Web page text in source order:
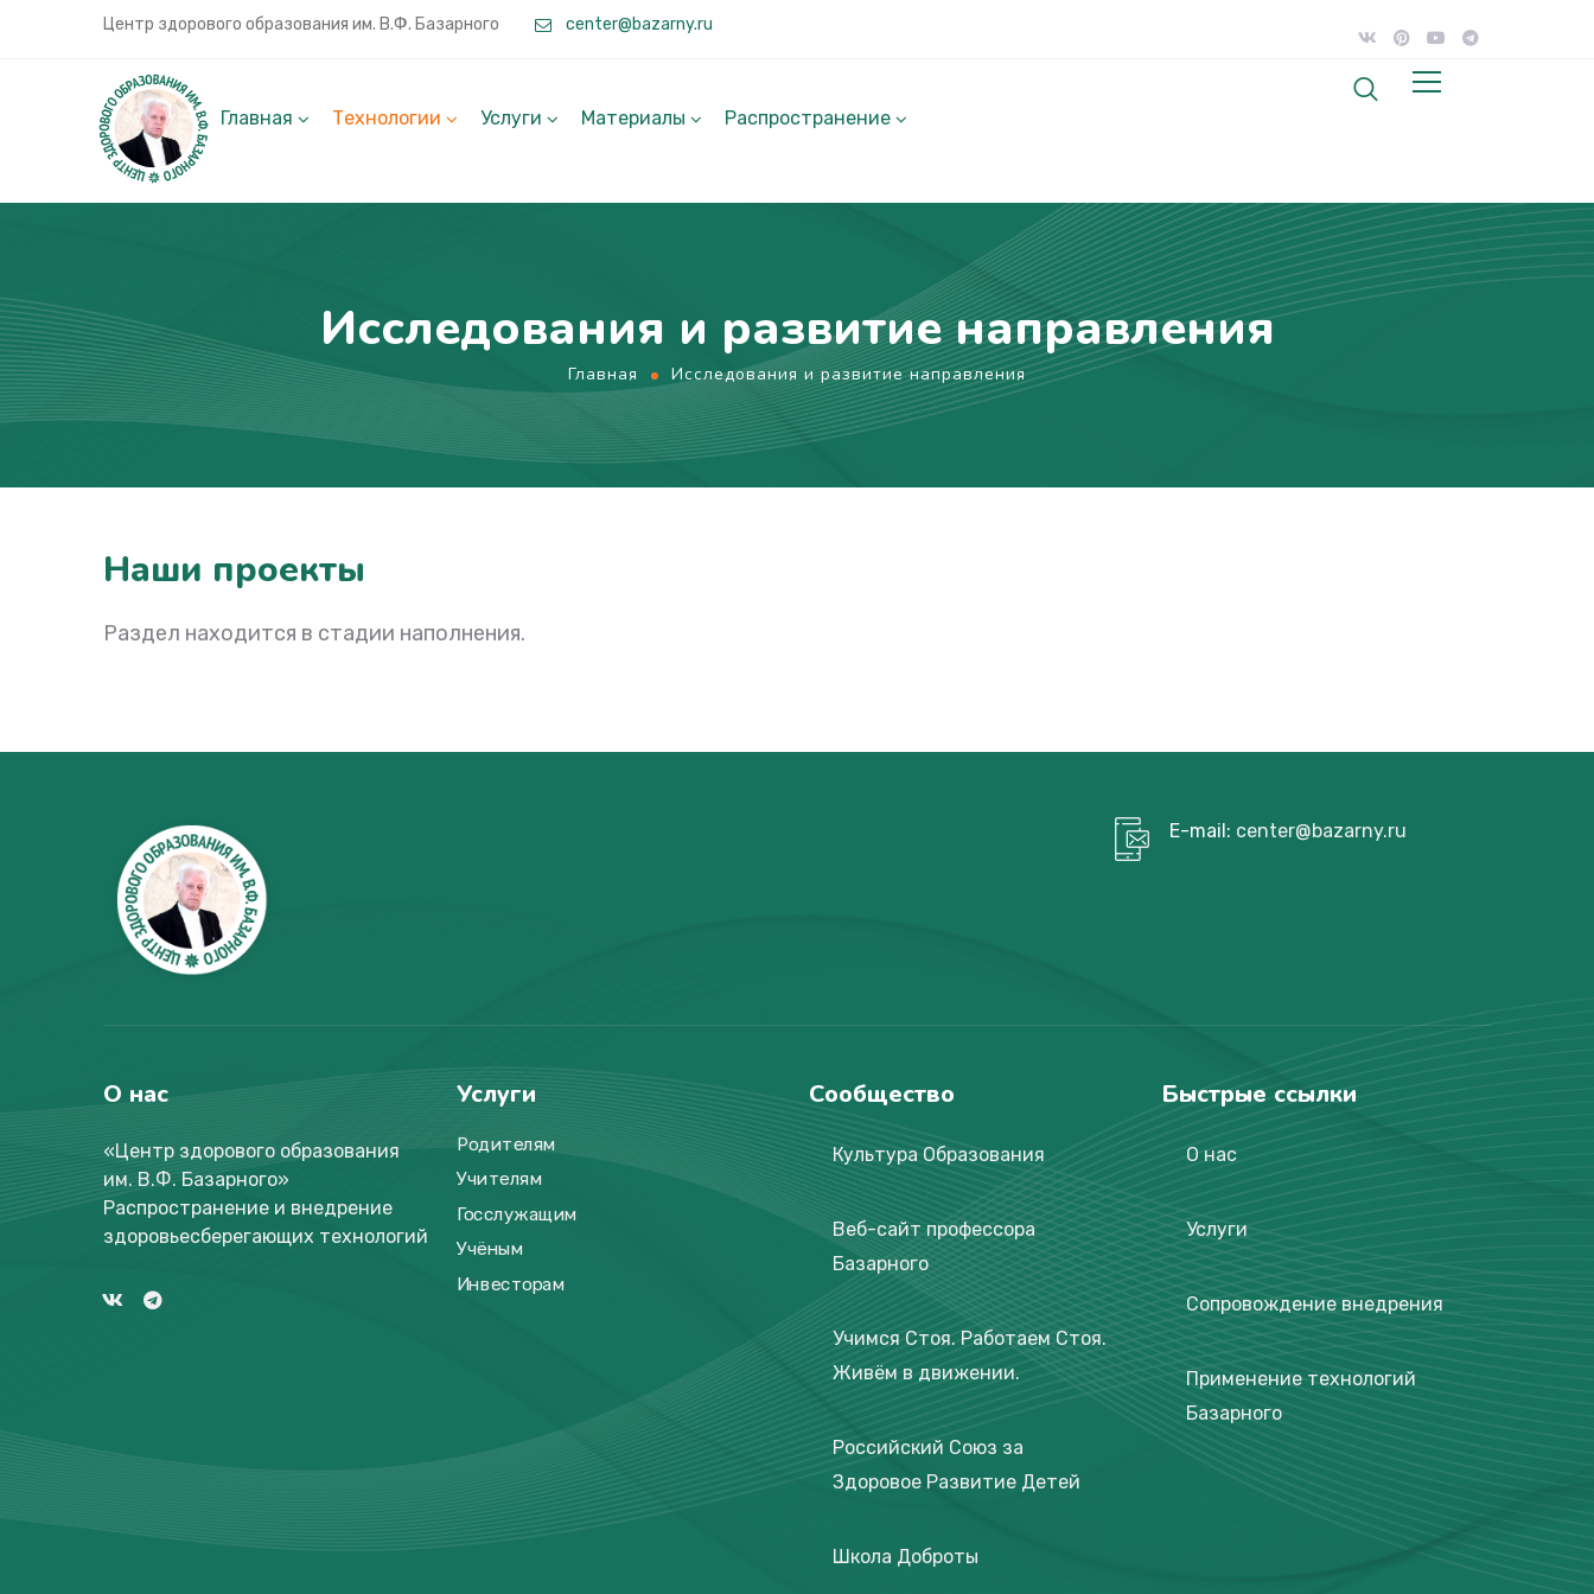
Центр здорового образования им. В.Ф. Базарного center@bazarny.ru
Главная Технологии Услуги Материалы Распространение
Исследования и развитие направления
Главная Исследования и развитие направления
Наши проекты
Раздел находится в стадии наполнения.
E-mail: center@bazarny.ru
О нас
«Центр здорового образования
им. В.Ф. Базарного»
Распространение и внедрение
здоровьесберегающих технологий
Услуги
Родителям
Учителям
Госслужащим
Учёным
Инвесторам
Сообщество
Культура Образования
Веб-сайт профессора
Базарного
Учимся Стоя. Работаем Стоя.
Живём в движении.
Российский Союз за
Здоровое Развитие Детей
Школа Доброты
Быстрые ссылки
О нас
Услуги
Сопровождение внедрения
Применение технологий
Базарного